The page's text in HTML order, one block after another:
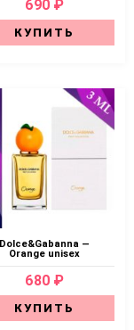
690 ₽
КУПИТЬ
Dоlсе&Gabanna —
Orange unisex
680 ₽
КУПИТЬ